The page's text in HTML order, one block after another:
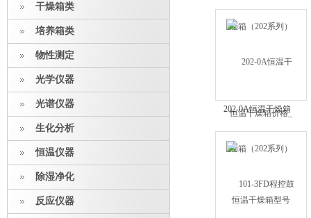
干燥箱类
培养箱类
物性测定
光学仪器
光谱仪器
生化分析
恒温仪器
除湿净化
反应仪器
箱价格_恒温干燥箱型
202-0A恒温干燥箱
使用方法